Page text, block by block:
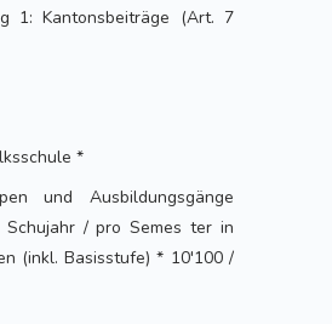
1: Kantonsbeiträge (Art. 7
*
und Ausbildungsgänge
Schujahr / pro Semes ter in
(inkl. Basisstufe) * 10'100 /